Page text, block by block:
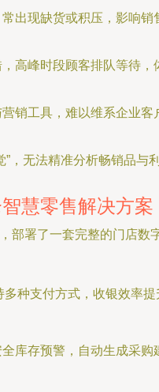
常出现缺货或积压，影响销
，高峰时段顾客排队等待，
营销工具，难以维系企业客
”，无法精准分析畅销品与
慧零售解决方案
部署了一套完整的门店数
种支付方式，收银效率提
库存预警，自动生成采购